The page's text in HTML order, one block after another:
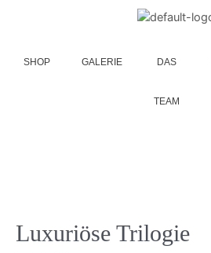
SHOP GALERIE DAS
TEAM
Luxuriöse Trilogie